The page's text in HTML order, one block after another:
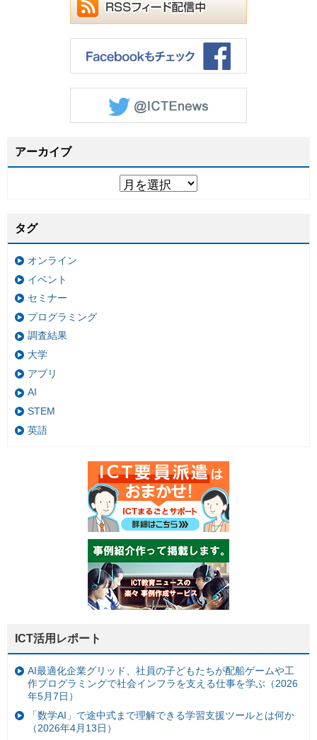
アーカイブ
タグ
オンライン
イベント
セミナー
プログラミング
調査結果
大学
アプリ
AI
STEM
英語
ICT活用レポート
AI最適化企業グリッド、社員の子どもたちが配船ゲームや工
作プログラミングで社会インフラを支える仕事を学ぶ（2026
年5月7日）
「数学AI」で途中式まで理解できる学習支援ツールとは何か
（2026年4月13日）